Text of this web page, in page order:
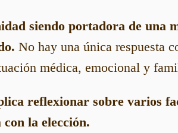
siendo portadora de una
No hay una única respuesta
médica, emocional y
reflexionar sobre varios
la elección.